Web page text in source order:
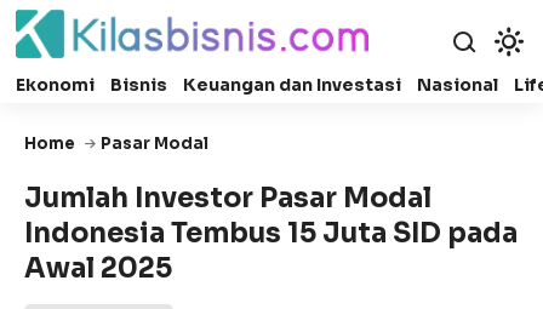
Ekonomi Bisnis Keuangan dan Investasi Nasional
Home Pasar Modal
Jumlah Investor Pasar Modal
Indonesia Tembus 15 Juta SID pada
Awal 2025